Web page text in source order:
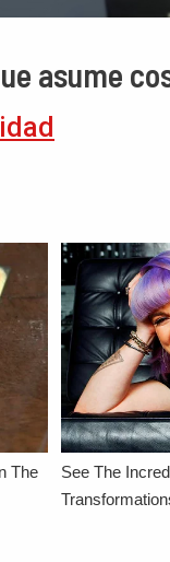
asume